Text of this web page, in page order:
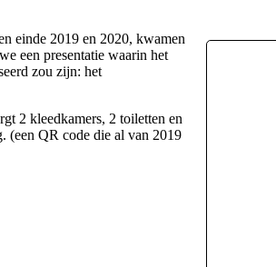
einde 2019 en 2020, kwamen
een presentatie waarin het
zou zijn: het
2 kleedkamers, 2 toiletten en
(een QR code die al van 2019